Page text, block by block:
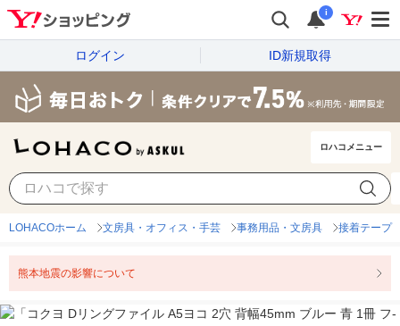
i
ログイン ID新規取得
ロハコメニュー
LOHACOホーム 文房具・オフィス・手芸 事務用品・文房具 接着テープ
熊本地震の影響について